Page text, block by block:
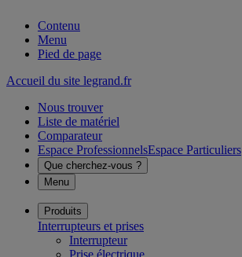
Contenu
Menu
Pied de page
Accueil du site legrand.fr
Nous trouver
Liste de matériel
Comparateur
Espace ProfessionnelsEspace Particuliers
Que cherchez-vous ?
Menu
Produits
Interrupteurs et prises
Interrupteur
Prise électrique